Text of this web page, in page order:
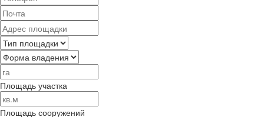
Площадь участка
Площадь сооружений